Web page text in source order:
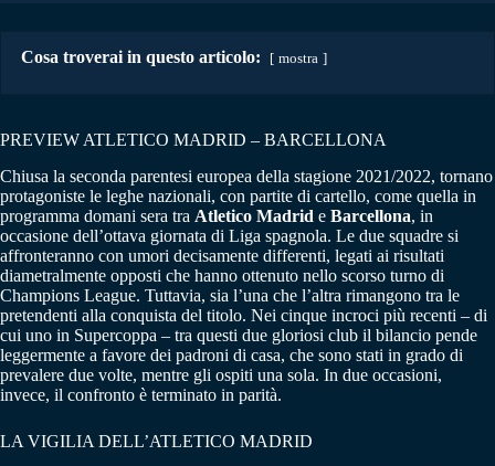
Cosa troverai in questo articolo: mostra
PREVIEW ATLETICO MADRID – BARCELLONA
Chiusa la seconda parentesi europea della stagione 2021/2022, tornano
protagoniste le leghe nazionali, con partite di cartello, come quella in
programma domani sera tra Atletico Madrid e Barcellona, in
occasione dell’ottava giornata di Liga spagnola. Le due squadre si
affronteranno con umori decisamente differenti, legati ai risultati
diametralmente opposti che hanno ottenuto nello scorso turno di
Champions League. Tuttavia, sia l’una che l’altra rimangono tra le
pretendenti alla conquista del titolo. Nei cinque incroci più recenti – di
cui uno in Supercoppa – tra questi due gloriosi club il bilancio pende
leggermente a favore dei padroni di casa, che sono stati in grado di
prevalere due volte, mentre gli ospiti una sola. In due occasioni,
invece, il confronto è terminato in parità.
LA VIGILIA DELL’ATLETICO MADRID